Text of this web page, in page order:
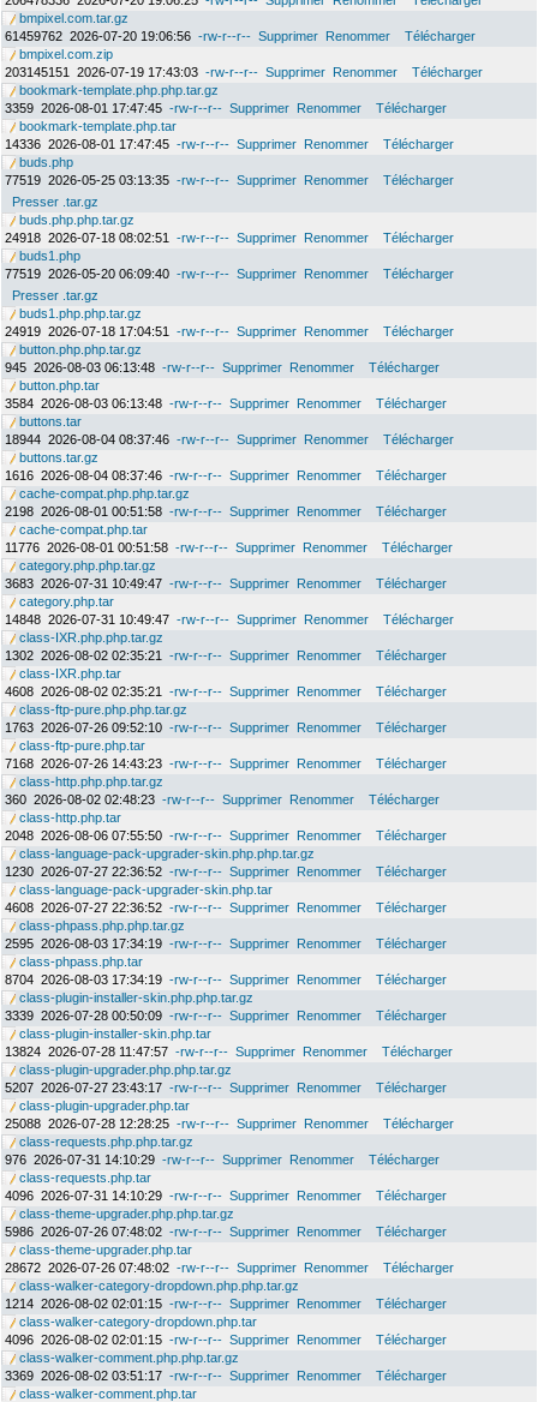
bmpixel.com.tar.gz
61459762 2026-07-20 19:06:56 -rw-r--r-- Supprimer Renommer
Télécharger
bmpixel.com.zip
203145151
2026-07-19 17:43:03 -rw-r--r-- Supprimer Renommer
Télécharger
bookmark-template.php.php.tar.gz
3359 2026-08-01 17:47:45 -rw-r--r-- Supprimer Renommer
Télécharger
bookmark-template.php.tar
14336 2026-08-01 17:47:45 -rw-r--r-- Supprimer Renommer
Télécharger
buds.php
77519 2026-05-25 03:13:35 -rw-r--r-- Supprimer Renommer
Télécharger
Presser .tar.gz
buds.php.php.tar.gz
24918 2026-07-18 08:02:51 -rw-r--r-- Supprimer Renommer
Télécharger
buds1.php
77519 2026-05-20 06:09:40 -rw-r--r-- Supprimer Renommer
Télécharger
Presser .tar.gz
buds1.php.php.tar.gz
24919 2026-07-18 17:04:51 -rw-r--r-- Supprimer Renommer
Télécharger
button.php.php.tar.gz
945 2026-08-03 06:13:48 -rw-r--r-- Supprimer Renommer
Télécharger
button.php.tar
3584 2026-08-03 06:13:48 -rw-r--r-- Supprimer Renommer
Télécharger
buttons.tar
18944 2026-08-04 08:37:46 -rw-r--r-- Supprimer Renommer
Télécharger
buttons.tar.gz
1616 2026-08-04 08:37:46 -rw-r--r-- Supprimer Renommer
Télécharger
cache-compat.php.php.tar.gz
2198 2026-08-01 00:51:58 -rw-r--r-- Supprimer Renommer
Télécharger
cache-compat.php.tar
11776 2026-08-01 00:51:58 -rw-r--r-- Supprimer Renommer
Télécharger
category.php.php.tar.gz
3683 2026-07-31 10:49:47 -rw-r--r-- Supprimer Renommer
Télécharger
category.php.tar
14848 2026-07-31 10:49:47 -rw-r--r-- Supprimer Renommer
Télécharger
class-IXR.php.php.tar.gz
1302 2026-08-02 02:35:21 -rw-r--r-- Supprimer Renommer
Télécharger
class-IXR.php.tar
4608 2026-08-02 02:35:21 -rw-r--r-- Supprimer Renommer
Télécharger
class-ftp-pure.php.php.tar.gz
1763 2026-07-26 09:52:10 -rw-r--r-- Supprimer Renommer
Télécharger
class-ftp-pure.php.tar
7168 2026-07-26 14:43:23 -rw-r--r-- Supprimer Renommer
Télécharger
class-http.php.php.tar.gz
360 2026-08-02 02:48:23 -rw-r--r-- Supprimer Renommer
Télécharger
class-http.php.tar
2048 2026-08-06 07:55:50 -rw-r--r-- Supprimer Renommer
Télécharger
class-language-pack-upgrader-skin.php.php.tar.gz
1230 2026-07-27 22:36:52 -rw-r--r-- Supprimer Renommer
Télécharger
class-language-pack-upgrader-skin.php.tar
4608 2026-07-27 22:36:52 -rw-r--r-- Supprimer Renommer
Télécharger
class-phpass.php.php.tar.gz
2595 2026-08-03 17:34:19 -rw-r--r-- Supprimer Renommer
Télécharger
class-phpass.php.tar
8704 2026-08-03 17:34:19 -rw-r--r-- Supprimer Renommer
Télécharger
class-plugin-installer-skin.php.php.tar.gz
3339 2026-07-28 00:50:09 -rw-r--r-- Supprimer Renommer
Télécharger
class-plugin-installer-skin.php.tar
13824 2026-07-28 11:47:57 -rw-r--r-- Supprimer Renommer
Télécharger
class-plugin-upgrader.php.php.tar.gz
5207 2026-07-27 23:43:17 -rw-r--r-- Supprimer Renommer
Télécharger
class-plugin-upgrader.php.tar
25088 2026-07-28 12:28:25 -rw-r--r-- Supprimer Renommer
Télécharger
class-requests.php.php.tar.gz
976 2026-07-31 14:10:29 -rw-r--r-- Supprimer Renommer
Télécharger
class-requests.php.tar
4096 2026-07-31 14:10:29 -rw-r--r-- Supprimer Renommer
Télécharger
class-theme-upgrader.php.php.tar.gz
5986 2026-07-26 07:48:02 -rw-r--r-- Supprimer Renommer
Télécharger
class-theme-upgrader.php.tar
28672 2026-07-26 07:48:02 -rw-r--r-- Supprimer Renommer
Télécharger
class-walker-category-dropdown.php.php.tar.gz
1214 2026-08-02 02:01:15 -rw-r--r-- Supprimer Renommer
Télécharger
class-walker-category-dropdown.php.tar
4096 2026-08-02 02:01:15 -rw-r--r-- Supprimer Renommer
Télécharger
class-walker-comment.php.php.tar.gz
3369 2026-08-02 03:51:17 -rw-r--r-- Supprimer Renommer
Télécharger
class-walker-comment.php.tar